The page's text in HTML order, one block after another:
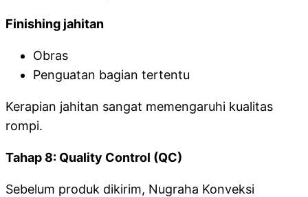
Finishing jahitan
Obras
Penguatan bagian tertentu
Kerapian jahitan sangat memengaruhi kualitas
rompi.
Tahap 8: Quality Control (QC)
Sebelum produk dikirim, Nugraha Konveksi